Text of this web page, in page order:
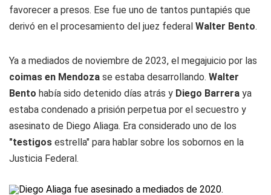
favorecer a presos. Ese fue uno de tantos puntapiés que
derivó en el procesamiento del juez federal Walter Bento.
Ya a mediados de noviembre de 2023, el megajuicio por las
coimas en Mendoza se estaba desarrollando. Walter
Bento había sido detenido días atrás y Diego Barrera ya
estaba condenado a prisión perpetua por el secuestro y
asesinato de Diego Aliaga. Era considerado uno de los
"testigos estrella" para hablar sobre los sobornos en la
Justicia Federal.